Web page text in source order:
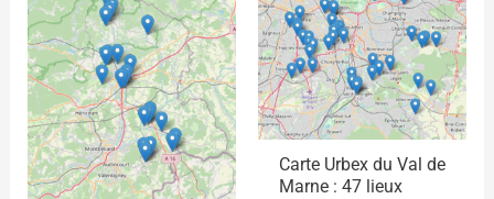
Carte Urbex du Val de
Marne : 47 lieux